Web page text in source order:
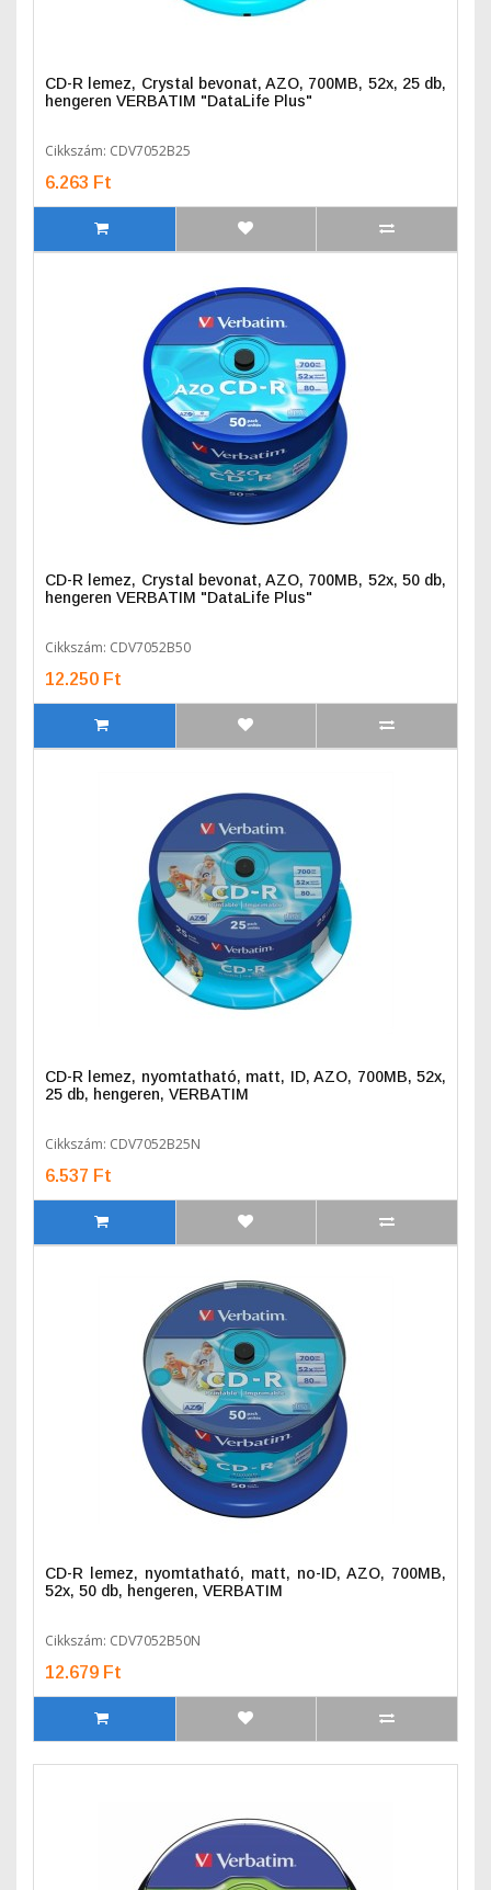
CD-R lemez, Crystal bevonat, AZO, 700MB, 52x, 25 db,
hengeren VERBATIM "DataLife Plus"
Cikkszám: CDV7052B25
6.263 Ft
CD-R lemez, Crystal bevonat, AZO, 700MB, 52x, 50 db,
hengeren VERBATIM "DataLife Plus"
Cikkszám: CDV7052B50
12.250 Ft
CD-R lemez, nyomtatható, matt, ID, AZO, 700MB, 52x,
25 db, hengeren, VERBATIM
Cikkszám: CDV7052B25N
6.537 Ft
CD-R lemez, nyomtatható, matt, no-ID, AZO, 700MB,
52x, 50 db, hengeren, VERBATIM
Cikkszám: CDV7052B50N
12.679 Ft